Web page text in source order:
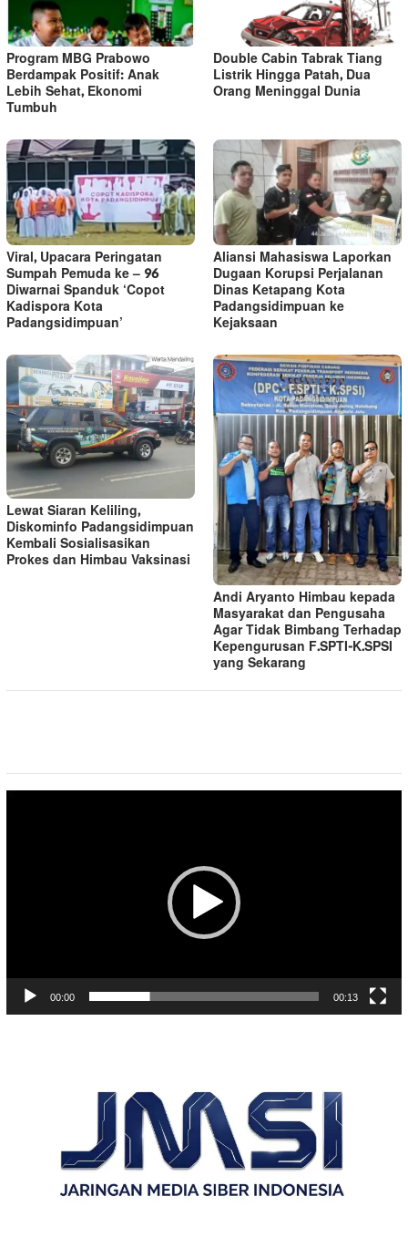
Program MBG Prabowo
Berdampak Positif: Anak
Lebih Sehat, Ekonomi
Tumbuh
Double Cabin Tabrak Tiang
Listrik Hingga Patah, Dua
Orang Meninggal Dunia
Viral, Upacara Peringatan
Sumpah Pemuda ke – 96
Diwarnai Spanduk ‘Copot
Kadispora Kota
Padangsidimpuan’
Aliansi Mahasiswa Laporkan
Dugaan Korupsi Perjalanan
Dinas Ketapang Kota
Padangsidimpuan ke
Kejaksaan
Lewat Siaran Keliling,
Diskominfo Padangsidimpuan
Kembali Sosialisasikan
Prokes dan Himbau Vaksinasi
Andi Aryanto Himbau kepada
Masyarakat dan Pengusaha
Agar Tidak Bimbang Terhadap
Kepengurusan F.SPTI-K.SPSI
yang Sekarang
00:00 00:13